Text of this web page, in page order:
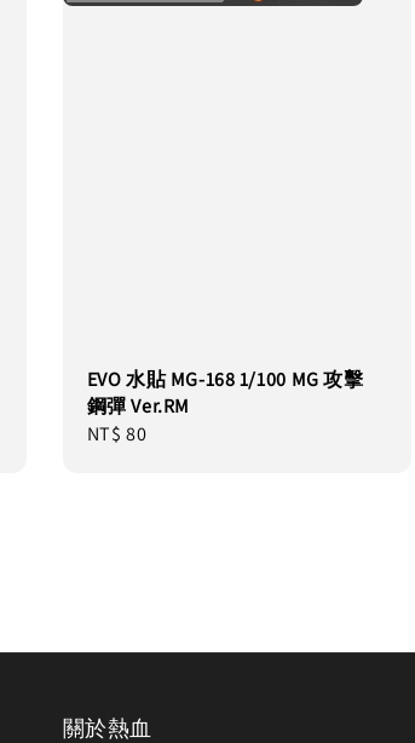
EVO 水貼 MG-168 1/100 MG 攻擊
鋼彈 Ver.RM
Regular
NT$ 80
關於熱血